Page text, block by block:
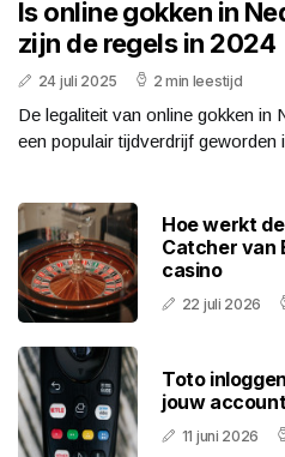
Is online gokken in
zijn de regels in 2024
24 juli 2025 2 min leestijd
De legaliteit van online gokken in
een populair tijdverdrijf geworden
Hoe werkt
Catcher van
casino
22 juli 2026
Toto
jouw
11 juni 2026